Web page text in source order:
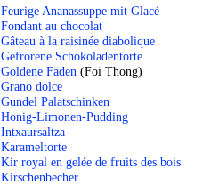
Feurige Ananassuppe mit Glacé
Fondant au chocolat
Gâteau à la raisinée diabolique
Gefrorene Schokoladentorte
Goldene Fäden (Foi Thong)
Grano dolce
Gundel Palatschinken
Honig-Limonen-Pudding
Intxaursaltza
Karameltorte
Kir royal en gelée de fruits des bois
Kirschenbecher